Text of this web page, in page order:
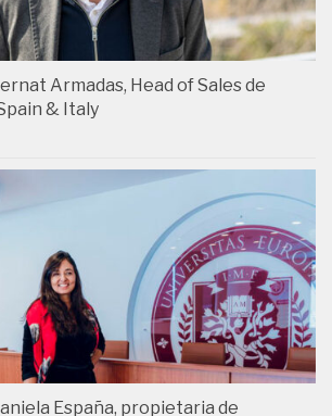
Armadas, Head of Sales de
& Italy
España, propietaria de